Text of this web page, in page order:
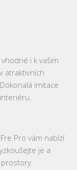
i k vašim
v atraktivních
imitace
Pro vám nabízí
je a